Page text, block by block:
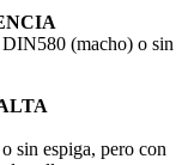
(macho) o sin
sin espiga, pero con